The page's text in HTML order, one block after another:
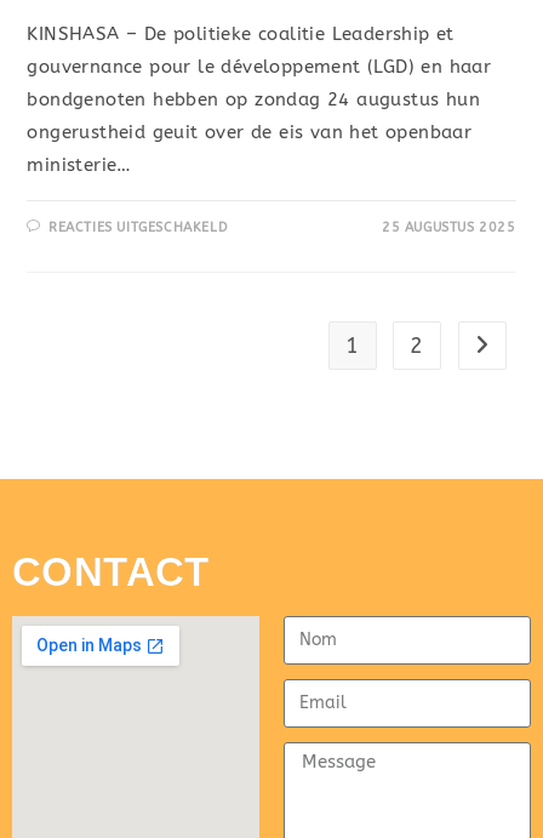
KINSHASA – De politieke coalitie Leadership et
gouvernance pour le développement (LGD) en haar
bondgenoten hebben op zondag 24 augustus hun
ongerustheid geuit over de eis van het openbaar
ministerie…
REACTIES UITGESCHAKELD 25 AUGUSTUS 2025
1 2
CONTACT